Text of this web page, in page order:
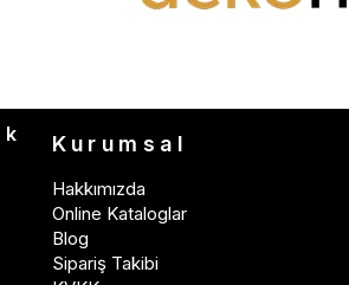
Kurumsal
Hakkımızda
Online Kataloglar
Blog
Sipariş Takibi